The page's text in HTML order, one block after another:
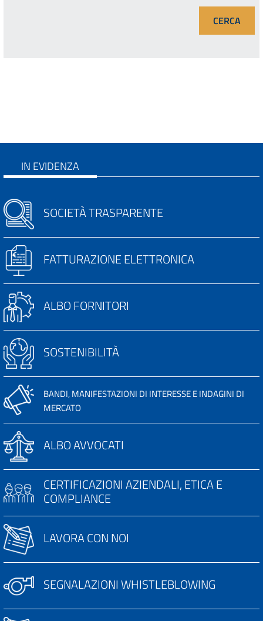
IN EVIDENZA
SOCIETÀ TRASPARENTE
FATTURAZIONE ELETTRONICA
ALBO FORNITORI
SOSTENIBILITÀ
BANDI, MANIFESTAZIONI DI INTERESSE E INDAGINI DI
MERCATO
ALBO AVVOCATI
CERTIFICAZIONI AZIENDALI, ETICA E
COMPLIANCE
LAVORA CON NOI
SEGNALAZIONI WHISTLEBLOWING